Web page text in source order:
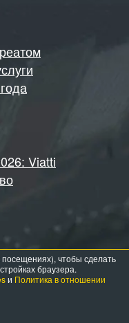
Viatti
новых
Нордико 2
чтобы сделать
браузера.
и Политика в отношении